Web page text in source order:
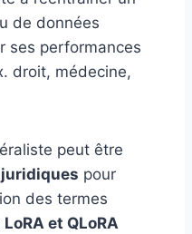
de données
ses performances
droit, médecine,
peut être
pour
des termes
LoRA et QLoRA